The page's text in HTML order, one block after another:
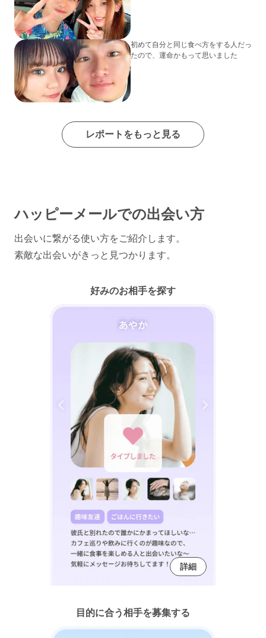
初めて自分と同じ食べ方をする人だっ
たので、運命かもって思いました
レポートをもっと見る
ハッピーメールでの出会い方
出会いに繋がる使い方をご紹介します。
素敵な出会いがきっと見つかります。
好みのお相手を探す
詳細
目的に合う相手を募集する